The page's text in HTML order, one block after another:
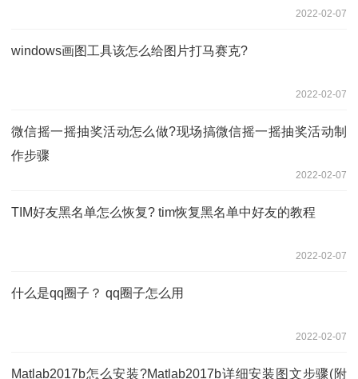
2022-02-07
windows画图工具该怎么给图片打马赛克?
2022-02-07
微信摇一摇抽奖活动怎么做?现场搞微信摇一摇抽奖活动制
作步骤
2022-02-07
TIM好友黑名单怎么恢复? tim恢复黑名单中好友的教程
2022-02-07
什么是qq圈子？ qq圈子怎么用
2022-02-07
Matlab2017b怎么安装?Matlab2017b详细安装图文步骤(附